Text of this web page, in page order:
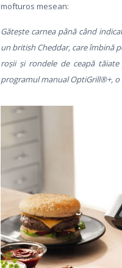
mofturos mesean:
Gătește carnea până când
un british Cheddar, care îmbină
roșii și rondele de ceapă
programul manual OptiGrill®+,